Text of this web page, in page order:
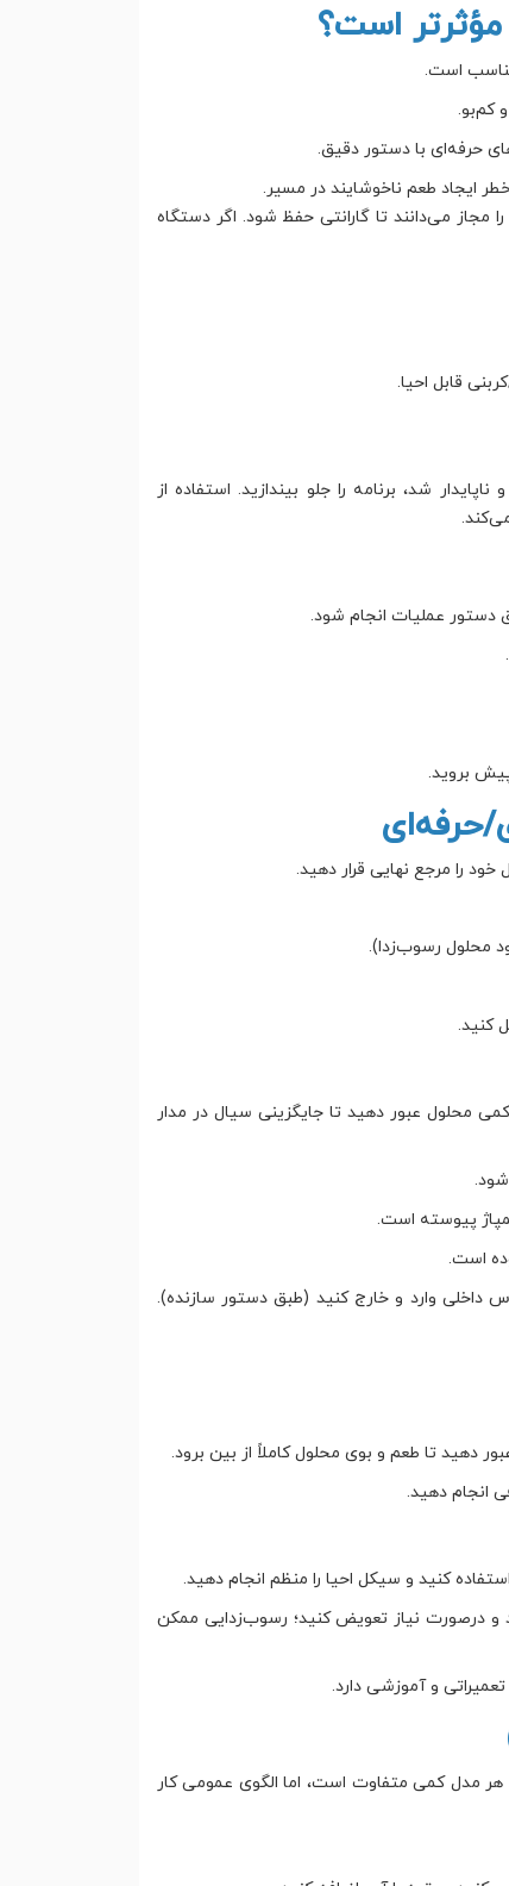
است؟
است.
کم‌بو.
حرفه‌ای با دستور دقیق.
ایجاد طعم ناخوشایند در مسیر.
مجاز می‌دانند تا گارانتی حفظ شود. اگر دستگاه
شد، برنامه را جلو بیندازید. استفاده از
عملیات انجام شود.
حرفه‌ای
را مرجع نهایی قرار دهید.
محلول رسوب‌زدا).
کنید.
محلول عبور دهید تا جایگزینی سیال در مدار
است.
داخلی وارد و خارج کنید (طبق دستور سازنده).
دهید تا طعم و بوی محلول کاملاً از بین برود.
انجام دهید.
استفاده کنید و سیکل احیا را منظم انجام دهید.
و درصورت نیاز تعویض کنید؛ رسوب‌زدایی ممکن
و آموزشی دارد.
هر مدل کمی متفاوت است، اما الگوی عمومی کار